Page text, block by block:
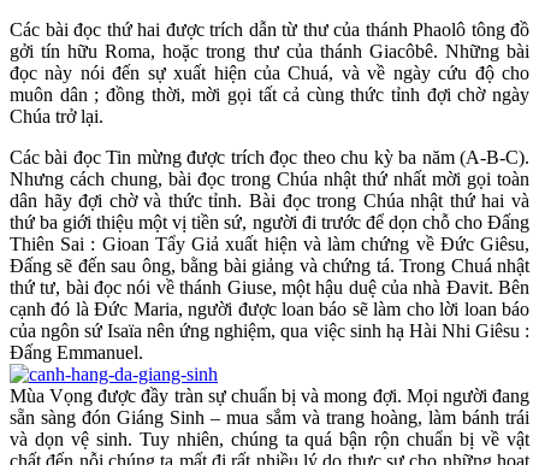
Các bài đọc thứ hai được trích dẫn từ thư của thánh Phaolô tông đồ
gởi tín hữu Roma, hoặc trong thư của thánh Giacôbê. Những bài
đọc này nói đến sự xuất hiện của Chuá, và về ngày cứu độ cho
muôn dân ; đồng thời, mời gọi tất cả cùng thức tỉnh đợi chờ ngày
Chúa trở lại.
Các bài đọc Tin mừng được trích đọc theo chu kỳ ba năm (A-B-C).
Nhưng cách chung, bài đọc trong Chúa nhật thứ nhất mời gọi toàn
dân hãy đợi chờ và thức tỉnh. Bài đọc trong Chúa nhật thứ hai và
thứ ba giới thiệu một vị tiền sứ, người đi trước để dọn chỗ cho Đấng
Thiên Sai : Gioan Tẩy Giả xuất hiện và làm chứng về Đức Giêsu,
Đấng sẽ đến sau ông, bằng bài giảng và chứng tá. Trong Chuá nhật
thứ tư, bài đọc nói về thánh Giuse, một hậu duệ của nhà Đavit. Bên
cạnh đó là Đức Maria, người được loan báo sẽ làm cho lời loan báo
của ngôn sứ Isaïa nên ứng nghiệm, qua việc sinh hạ Hài Nhi Giêsu :
Đấng Emmanuel.
Mùa Vọng được đầy tràn sự chuẩn bị và mong đợi. Mọi người đang
sẵn sàng đón Giáng Sinh – mua sắm và trang hoàng, làm bánh trái
và dọn vệ sinh. Tuy nhiên, chúng ta quá bận rộn chuẩn bị về vật
chất đến nỗi chúng ta mất đi rất nhiều lý do thực sự cho những hoạt